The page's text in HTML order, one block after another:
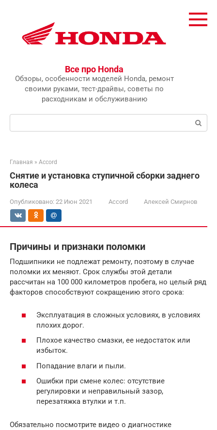
Все про Honda
Обзоры, особенности моделей Honda, ремонт
своими руками, тест-драйвы, советы по
расходникам и обслуживанию
Главная » Accord
Снятие и установка ступичной сборки заднего
колеса
Опубликовано: 22 Июн 2021 Accord Алексей Смирнов
Причины и признаки поломки
Подшипники не подлежат ремонту, поэтому в случае
поломки их меняют. Срок службы этой детали
рассчитан на 100 000 километров пробега, но целый ряд
факторов способствуют сокращению этого срока:
Эксплуатация в сложных условиях, в условиях
плохих дорог.
Плохое качество смазки, ее недостаток или
избыток.
Попадание влаги и пыли.
Ошибки при смене колес: отсутствие
регулировки и неправильный зазор,
перезатяжка втулки и т.п.
Обязательно посмотрите видео о диагностике